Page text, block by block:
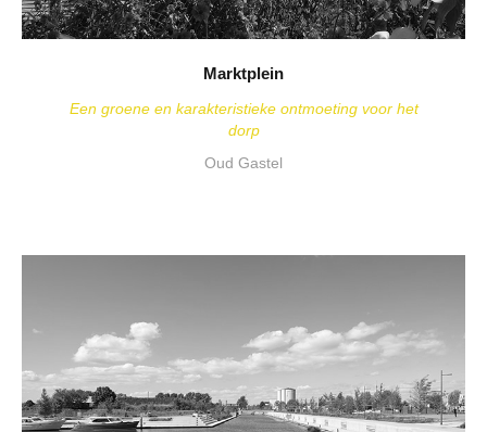
Marktplein
Een groene en karakteristieke ontmoeting voor het
dorp
Oud Gastel